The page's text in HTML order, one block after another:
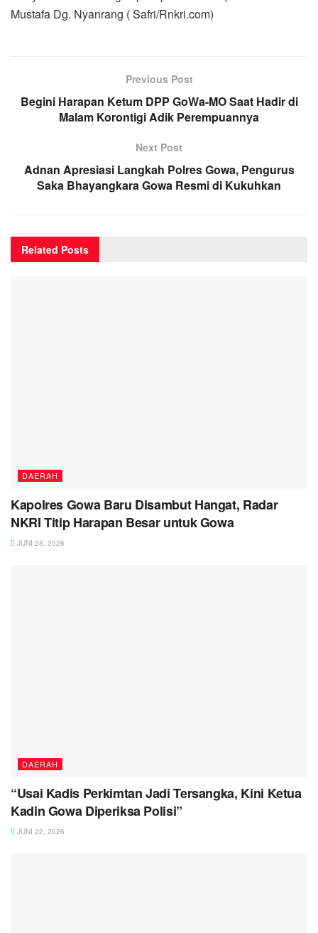
Mustafa Dg. Nyanrang ( Safri/Rnkri.com)
Previous Post
Begini Harapan Ketum DPP GoWa-MO Saat Hadir di
Malam Korontigi Adik Perempuannya
Next Post
Adnan Apresiasi Langkah Polres Gowa, Pengurus
Saka Bhayangkara Gowa Resmi di Kukuhkan
Related Posts
DAERAH
Kapolres Gowa Baru Disambut Hangat, Radar
NKRI Titip Harapan Besar untuk Gowa
JUNI 28, 2026
DAERAH
“Usai Kadis Perkimtan Jadi Tersangka, Kini Ketua
Kadin Gowa Diperiksa Polisi”
JUNI 22, 2026